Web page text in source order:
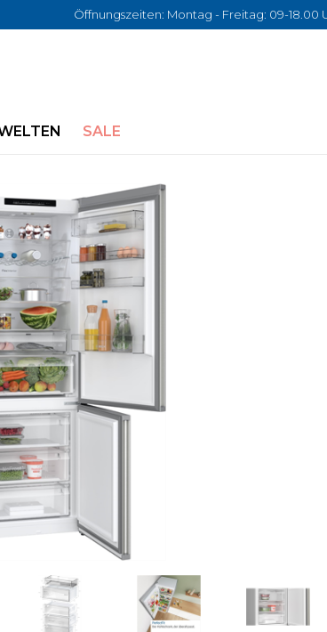
Öffnungszeiten: Montag - Freitag: 09-18.00
SALE